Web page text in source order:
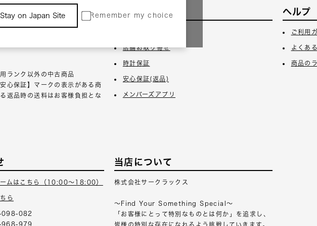
Stay on Japan Site Remember my choice
ランク以外の中古商品
心保証】マークの表示がある商
返品時の送料はお客様負担とな
サービス
店舗お取り寄せ
時計保証
安心保証(返品)
メンバーズアプリ
ヘルプ
ご利用
よくあ
商品の
ームはこちら（10:00～18:00）
ら
098-082
968-979
当店について
株式会社サークラックス
～Find Your Something Special～
「お客様にとって特別なものとは何か」を追求し、
皆様の特別な存在になれるよう挑戦していきます。